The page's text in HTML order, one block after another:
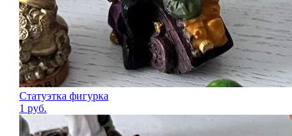
Статуэтка фигурка
1 руб.